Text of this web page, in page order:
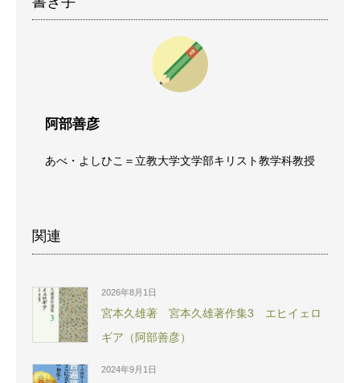
阿部善彦
あべ・よしひこ＝立教大学文学部キリスト教学科教授
関連
2026年8月1日
宮本久雄著 宮本久雄著作集3 エヒイェロ
ギア（阿部善彦）
2024年9月1日